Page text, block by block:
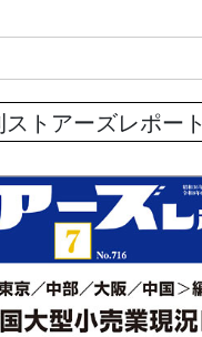
ストアーズレポート